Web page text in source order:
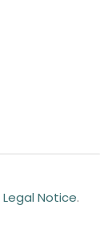
Legal Notice.